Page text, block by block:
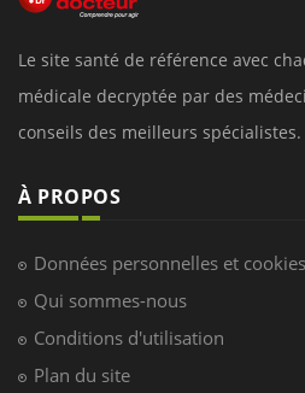
Le site santé de référence avec
médicale decryptée par des
conseils des meilleurs spécialistes.
À PROPOS
Données personnelles et cookies
Qui sommes-nous
Conditions d'utilisation
Plan du site